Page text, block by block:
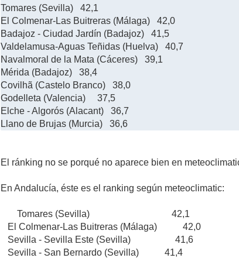
Tomares (Sevilla) 42,1
El Colmenar-Las Buitreras (Málaga) 42,0
Badajoz - Ciudad Jardín (Badajoz) 41,5
Valdelamusa-Aguas Teñidas (Huelva) 40,7
Navalmoral de la Mata (Cáceres) 39,1
Mérida (Badajoz) 38,4
Covilhã (Castelo Branco) 38,0
Godelleta (Valencia) 37,5
Elche - Algorós (Alacant) 36,7
Llano de Brujas (Murcia) 36,6
El ránking no se porqué no aparece bien en
En Andalucía, éste es el ranking según meteoclimatic:
Tomares (Sevilla) 42,1
El Colmenar-Las Buitreras (Málaga) 42,0
Sevilla - Sevilla Este (Sevilla) 41,6
Sevilla - San Bernardo (Sevilla) 41,4